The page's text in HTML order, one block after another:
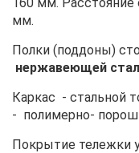
мм.
Полки (поддоны)
нержавеющей
Каркас - стальной
- полимерно-
Покрытие тележки